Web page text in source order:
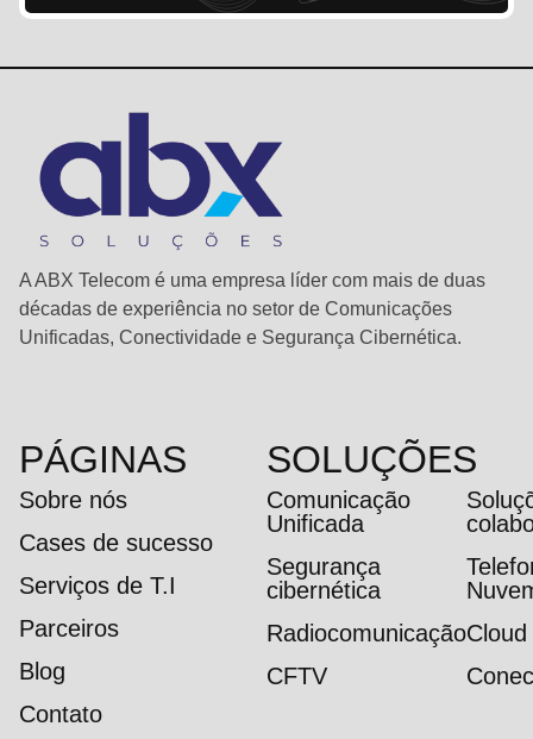
A ABX Telecom é uma empresa líder com mais de duas
décadas de experiência no setor de Comunicações
Unificadas, Conectividade e Segurança Cibernética.
PÁGINAS
Sobre nós
Cases de sucesso
Serviços de T.I
Parceiros
Blog
Contato
SOLUÇÕES
Comunicação
Unificada
Segurança
cibernética
RadiocomunicaçãoCloud
CFTV